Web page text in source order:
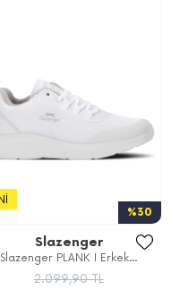
%30
Slazenger
Slazenger PLANK I Erkek...
2.099,90 TL